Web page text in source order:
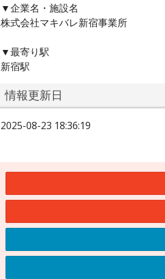
▼企業名・施設名
株式会社マキバレ新宿事業所
▼最寄り駅
新宿駅
情報更新日
2025-08-23 18:36:19